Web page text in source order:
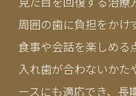
周囲の歯に負担をかけ
食事や会話を楽しめる
入れ歯が合わないかた
ースにも適応でき、長